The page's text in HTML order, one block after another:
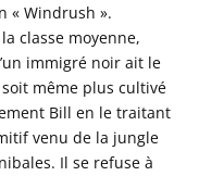
« Windrush ».
classe moyenne,
immigré noir ait le
même plus cultivé
Bill en le traitant
venu de la jungle
Il se refuse à